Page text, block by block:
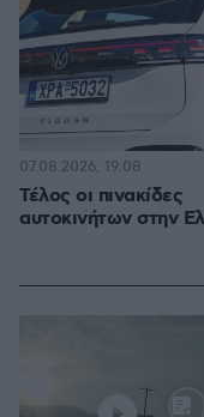
Τέλος οι πινακίδες
αυτοκινήτων στην
07.08.2026, 19:08